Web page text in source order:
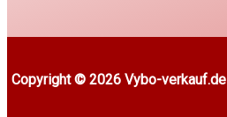
Copyright © 2026 Vybo-verkauf.de